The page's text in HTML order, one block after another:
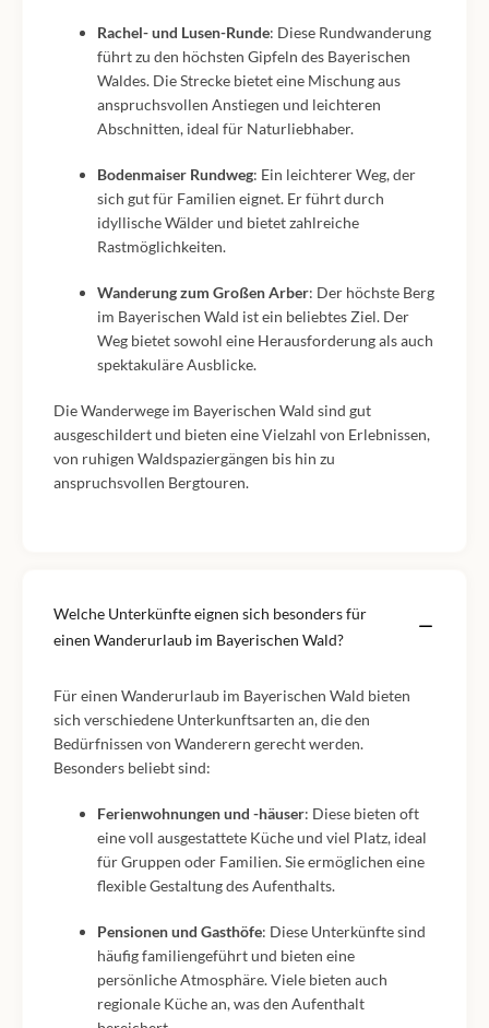
Rachel- und Lusen-Runde: Diese Rundwanderung
führt zu den höchsten Gipfeln des Bayerischen
Waldes. Die Strecke bietet eine Mischung aus
anspruchsvollen Anstiegen und leichteren
Abschnitten, ideal für Naturliebhaber.
Bodenmaiser Rundweg: Ein leichterer Weg, der
sich gut für Familien eignet. Er führt durch
idyllische Wälder und bietet zahlreiche
Rastmöglichkeiten.
Wanderung zum Großen Arber: Der höchste Berg
im Bayerischen Wald ist ein beliebtes Ziel. Der
Weg bietet sowohl eine Herausforderung als auch
spektakuläre Ausblicke.
Die Wanderwege im Bayerischen Wald sind gut
ausgeschildert und bieten eine Vielzahl von Erlebnissen,
von ruhigen Waldspaziergängen bis hin zu
anspruchsvollen Bergtouren.
Welche Unterkünfte eignen sich besonders für
einen Wanderurlaub im Bayerischen Wald?
Für einen Wanderurlaub im Bayerischen Wald bieten
sich verschiedene Unterkunftsarten an, die den
Bedürfnissen von Wanderern gerecht werden.
Besonders beliebt sind:
Ferienwohnungen und -häuser: Diese bieten oft
eine voll ausgestattete Küche und viel Platz, ideal
für Gruppen oder Familien. Sie ermöglichen eine
flexible Gestaltung des Aufenthalts.
Pensionen und Gasthöfe: Diese Unterkünfte sind
häufig familiengeführt und bieten eine
persönliche Atmosphäre. Viele bieten auch
regionale Küche an, was den Aufenthalt